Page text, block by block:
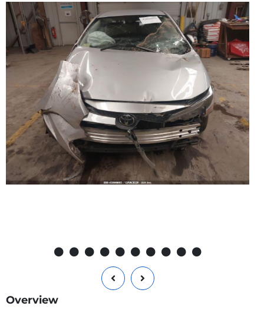
Overview